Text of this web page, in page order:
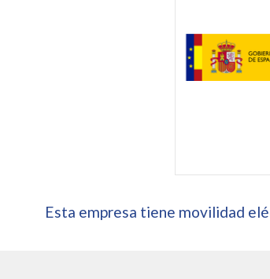
Esta empresa tiene movilidad